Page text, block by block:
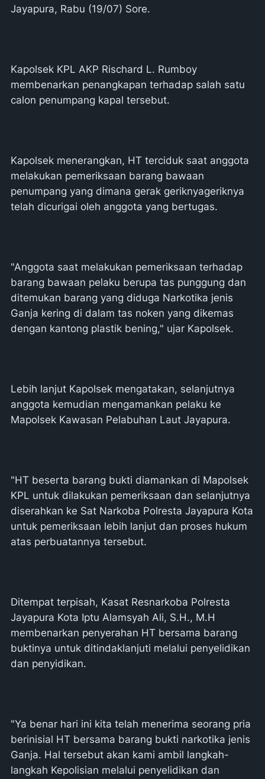
Jayapura, Rabu (19/07) Sore.
Kapolsek KPL AKP Rischard L. Rumboy
membenarkan penangkapan terhadap salah satu
calon penumpang kapal tersebut.
Kapolsek menerangkan, HT terciduk saat anggota
melakukan pemeriksaan barang bawaan
penumpang yang dimana gerak geriknyageriknya
telah dicurigai oleh anggota yang bertugas.
"Anggota saat melakukan pemeriksaan terhadap
barang bawaan pelaku berupa tas punggung dan
ditemukan barang yang diduga Narkotika jenis
Ganja kering di dalam tas noken yang dikemas
dengan kantong plastik bening," ujar Kapolsek.
Lebih lanjut Kapolsek mengatakan, selanjutnya
anggota kemudian mengamankan pelaku ke
Mapolsek Kawasan Pelabuhan Laut Jayapura.
"HT beserta barang bukti diamankan di Mapolsek
KPL untuk dilakukan pemeriksaan dan selanjutnya
diserahkan ke Sat Narkoba Polresta Jayapura Kota
untuk pemeriksaan lebih lanjut dan proses hukum
atas perbuatannya tersebut.
Ditempat terpisah, Kasat Resnarkoba Polresta
Jayapura Kota Iptu Alamsyah Ali, S.H., M.H
membenarkan penyerahan HT bersama barang
buktinya untuk ditindaklanjuti melalui penyelidikan
dan penyidikan.
"Ya benar hari ini kita telah menerima seorang pria
berinisial HT bersama barang bukti narkotika jenis
Ganja. Hal tersebut akan kami ambil langkah-
langkah Kepolisian melalui penyelidikan dan